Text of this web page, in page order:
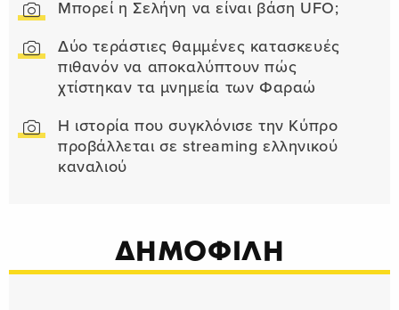
Μπορεί η Σελήνη να είναι βάση UFO;
Δύο τεράστιες θαμμένες κατασκευές
πιθανόν να αποκαλύπτουν πώς
χτίστηκαν τα μνημεία των Φαραώ
Η ιστορία που συγκλόνισε την Κύπρο
προβάλλεται σε streaming ελληνικού
καναλιού
ΔΗΜΟΦΙΛΗ